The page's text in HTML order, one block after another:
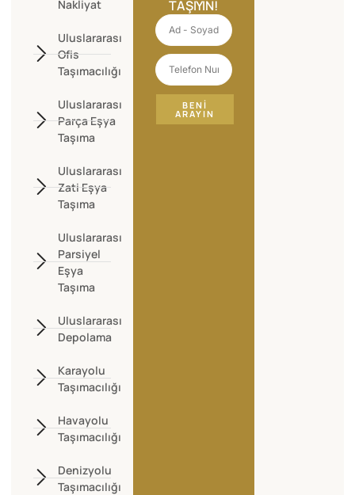
Nakliyat
Uluslararası
Ofis
Taşımacılığı
Uluslararası
Parça Eşya
Taşıma
Uluslararası
Zati Eşya
Taşıma
Uluslararası
Parsiyel
Eşya
Taşıma
Uluslararası
Depolama
Karayolu
Taşımacılığı
Havayolu
Taşımacılığı
Denizyolu
Taşımacılığı
TAŞIYIN!
BENI
ARAYIN